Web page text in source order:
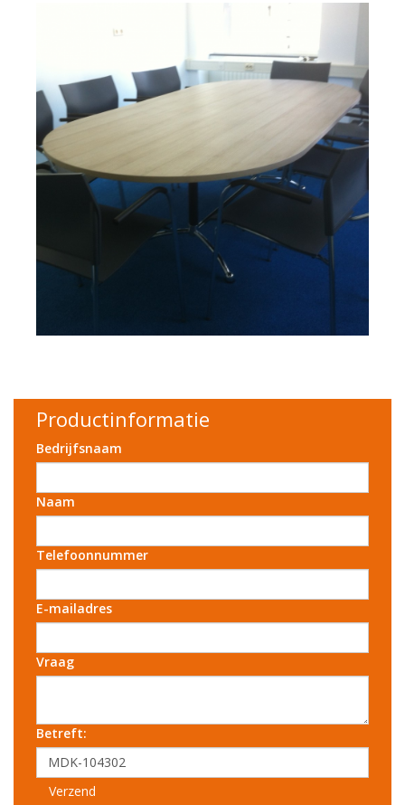
Productinformatie
Bedrijfsnaam
Naam
Telefoonnummer
E-mailadres
Vraag
Betreft:
Verzend